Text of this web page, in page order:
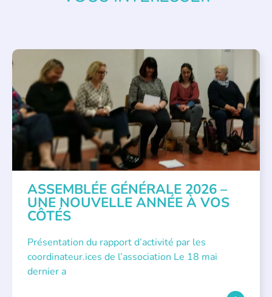
APPEL À SOUTIEN , VIE DE L'ASSOCIATION
ASSEMBLÉE GÉNÉRALE 2026 –
UNE NOUVELLE ANNÉE À VOS
CÔTÉS
Présentation du rapport d’activité par les
coordinateur.ices de l’association Le 18 mai
dernier a